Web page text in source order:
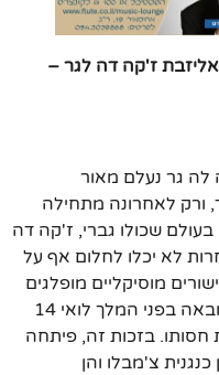
אליזבת ז'קה דה לגר –
גר נעלם מאור
ורק לאחרונה מתחילה
שכולו גברי, ז'קה דה
לא יכלו לחלום אף על
מוסיקליים מופלגים
(היא היתה בת 5 בלבד!), אליזבת הובאה בפני המלך לואי 14
חסותו. בזכות זה, פיתחה
צ'מבלו והן